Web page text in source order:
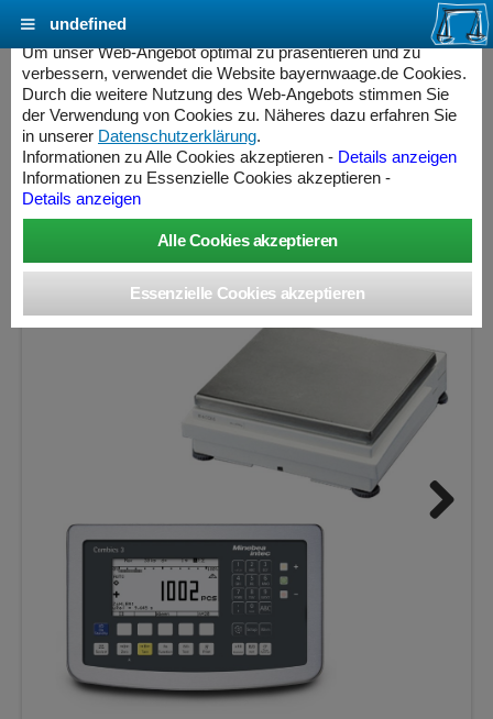
MINEBEA INTEC Combics® CAHLE-SPC-
6HCE Einplatz-Füllmengenkontrollsystem
Wägebereich: 6,2 kg, Ablesbarkeit: 0,01 g, Eichschritt: 0,1
g, geeicht
Cookie Einstellungen - bayernwaage.de
Um unser Web-Angebot optimal zu präsentieren und zu
verbessern, verwendet die Website bayernwaage.de Cookies.
Durch die weitere Nutzung des Web-Angebots stimmen Sie
der Verwendung von Cookies zu. Näheres dazu erfahren Sie
in unserer Datenschutzerklärung.
Informationen zu Alle Cookies akzeptieren - Details anzeigen
Informationen zu Essenzielle Cookies akzeptieren -
Details anzeigen
undefined